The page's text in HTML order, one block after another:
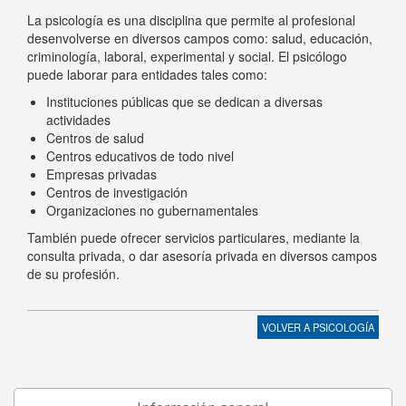
La psicología es una disciplina que permite al profesional
desenvolverse en diversos campos como: salud, educación,
criminología, laboral, experimental y social. El psicólogo
puede laborar para entidades tales como:
Instituciones públicas que se dedican a diversas
actividades
Centros de salud
Centros educativos de todo nivel
Empresas privadas
Centros de investigación
Organizaciones no gubernamentales
También puede ofrecer servicios particulares, mediante la
consulta privada, o dar asesoría privada en diversos campos
de su profesión.
VOLVER APSICOLOGÍA